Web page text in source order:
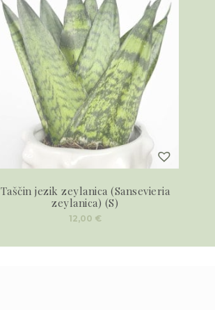
Taščin jezik zeylanica (Sansevieria
zeylanica) (S)
12,00 €